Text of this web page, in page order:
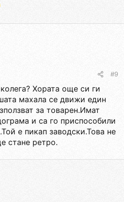
#9
Хората още си ги
махала се движи един
за товарен.Имат
и са го приспособили
е пикап заводски.Това не
стане ретро.